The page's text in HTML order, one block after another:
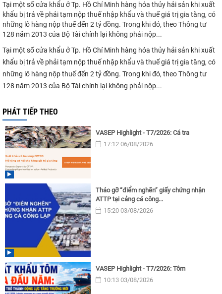
Tại một số cửa khẩu ở Tp. Hồ Chí Minh hàng hóa thủy hải sản khi xuất
khẩu bị trả về phải tạm nộp thuế nhập khẩu và thuế giá trị gia tăng, có
những lô hàng nộp thuế đến 2 tỷ đồng. Trong khi đó, theo Thông tư
128 năm 2013 của Bộ Tài chính lại không phải nộp...
Tại một số cửa khẩu ở Tp. Hồ Chí Minh hàng hóa thủy hải sản khi xuất
khẩu bị trả về phải tạm nộp thuế nhập khẩu và thuế giá trị gia tăng, có
những lô hàng nộp thuế đến 2 tỷ đồng. Trong khi đó, theo Thông tư
128 năm 2013 của Bộ Tài chính lại không phải nộp...
PHÁT TIẾP THEO
VASEP Highlight - T7/2026: Cá tra
17:12 06/08/2026
Tháo gỡ “điểm nghẽn” giấy chứng nhận
ATTP tại cảng cá công...
15:20 03/08/2026
VASEP Highlight - T7/2026: Tôm
10:13 03/08/2026